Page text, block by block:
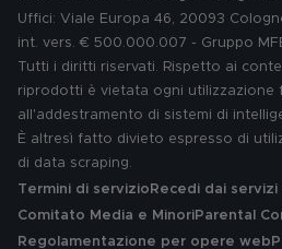
Uffici: Viale Europa 46, 20093
int. vers. € 500.000.007 - Gruppo
Tutti i diritti riservati. Rispetto ai
riprodotti è vietata ogni utilizzazione
all'addestramento di sistemi di
È altresì fatto divieto espresso di
di data scraping.
Termini di servizio Recedi dai
Comitato Media e MinoriParental
Regolamentazione per opere web